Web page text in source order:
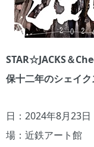
STAR☆JACKS＆
保十二年のシェイク
日：2024年8月23日
場：近鉄アート館